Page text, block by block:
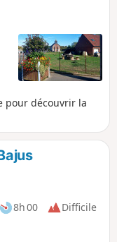
pour découvrir la
8h 00
Difficile